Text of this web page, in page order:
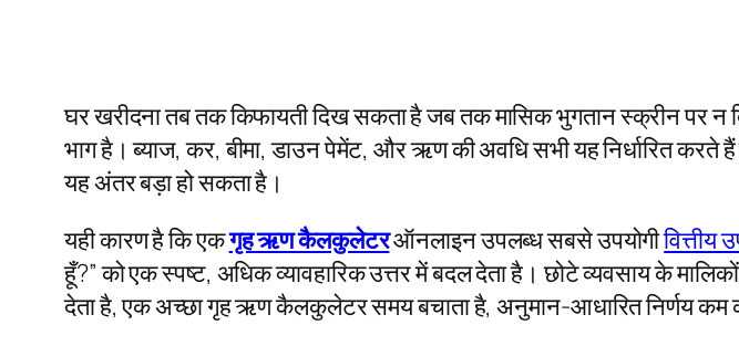
घर खरीदना तब तक किफायती दिख सकता है जब तक मासिक भुगतान स्क्रीन पर
भाग है। ब्याज, कर, बीमा, डाउन पेमेंट, और ऋण की अवधि सभी यह निर्धारित
यह अंतर बड़ा हो सकता है।
यही कारण है कि एकगृह ऋण कैलकुलेटरऑनलाइन उपलब्ध सबसे उपयोगीवित्तीय
हूँ?” को एक स्पष्ट, अधिक व्यावहारिक उत्तर में बदल देता है। छोटे व्यवसाय के
देता है, एक अच्छा गृह ऋण कैलकुलेटर समय बचाता है, अनुमान-आधारित निर्णय